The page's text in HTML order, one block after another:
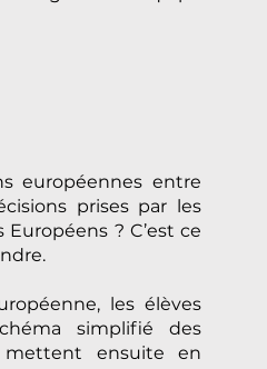
européennes entre
prises par les
? C’est ce
les élèves
simplifié des
mettent ensuite en